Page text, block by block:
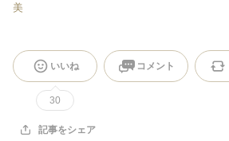
美
いいね
30
コメント
記事をシェア